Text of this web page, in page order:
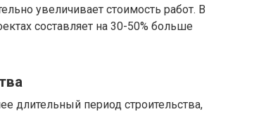
увеличивает стоимость работ. В
составляет на 30-50% больше
длительный период строительства,